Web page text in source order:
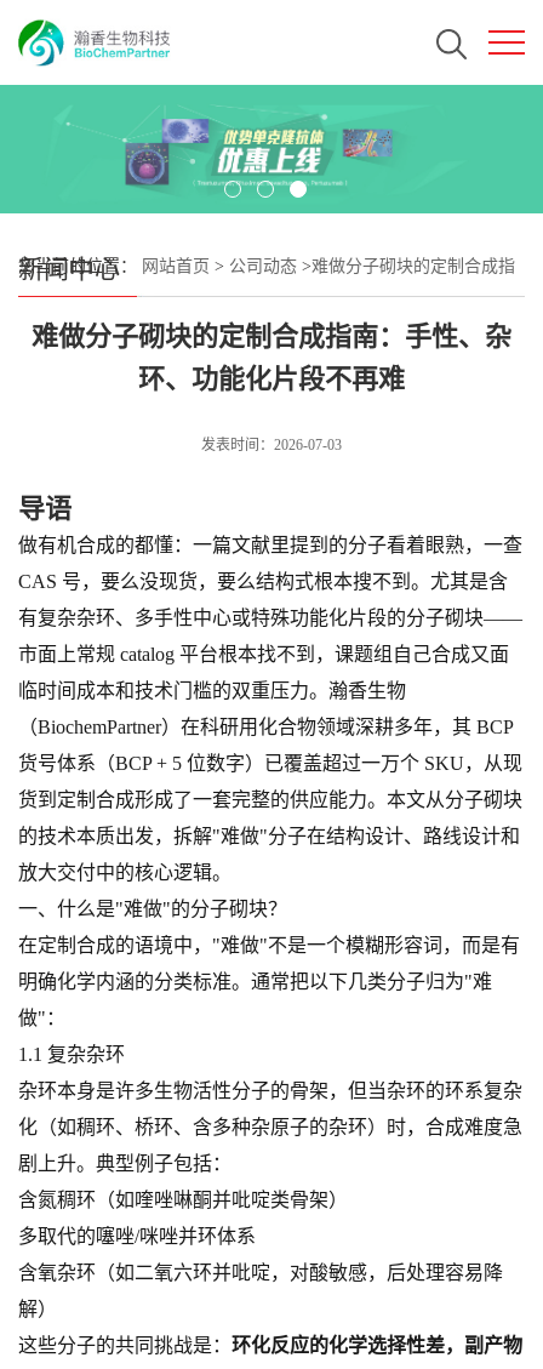
新闻中心
您当前的位置： 网站首页 > 公司动态 >难做分子砌块的定制合成指
难做分子砌块的定制合成指南：手性、杂
环、功能化片段不再难
发表时间：2026-07-03
导语
做有机合成的都懂：一篇文献里提到的分子看着眼熟，一查
CAS 号，要么没现货，要么结构式根本搜不到。尤其是含
有复杂杂环、多手性中心或特殊功能化片段的分子砌块——
市面上常规 catalog 平台根本找不到，课题组自己合成又面
临时间成本和技术门槛的双重压力。瀚香生物
（BiochemPartner）在科研用化合物领域深耕多年，其 BCP
货号体系（BCP + 5 位数字）已覆盖超过一万个 SKU，从现
货到定制合成形成了一套完整的供应能力。本文从分子砌块
的技术本质出发，拆解"难做"分子在结构设计、路线设计和
放大交付中的核心逻辑。
一、什么是"难做"的分子砌块？
在定制合成的语境中，"难做"不是一个模糊形容词，而是有
明确化学内涵的分类标准。通常把以下几类分子归为"难
做"：
1.1 复杂杂环
杂环本身是许多生物活性分子的骨架，但当杂环的环系复杂
化（如稠环、桥环、含多种杂原子的杂环）时，合成难度急
剧上升。典型例子包括：
含氮稠环（如喹唑啉酮并吡啶类骨架）
多取代的噻唑/咪唑并环体系
含氧杂环（如二氧六环并吡啶，对酸敏感，后处理容易降
解）
这些分子的共同挑战是： 环化反应的化学选择性差，副产物